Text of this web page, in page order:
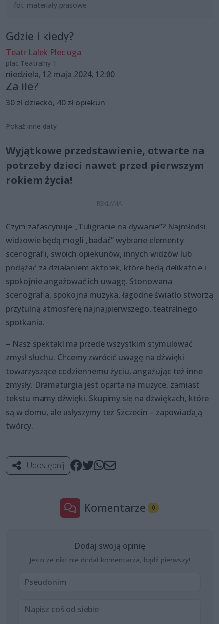
fot. materiały prasowe
Gdzie i kiedy?
Teatr Lalek Pleciuga
plac Teatralny 1
niedziela, 12 maja 2024, 12:00
Za ile?
30 zł dziecko, 40 zł opiekun
Pokaż inne daty
Wyjątkowe przedstawienie, otwarte na
potrzeby dzieci nawet przed pierwszym
rokiem życia!
Czym zafascynuje „Tuligranie na dywanie”? Najmłodsi
widzowie będą mogli „badać” wybrane elementy
scenografii, swoich opiekunów, innych widzów lub
podążać za działaniem aktorek, które będą delikatnie i
spokojnie angażować ich uwagę. Stonowana
scenografia, spokojna muzyka, łagodne światło stworzą
przytulną atmosferę najnajpierwszego, teatralnego
spotkania.
– Nasz spektakl ma przede wszystkim stymulować
zmysł słuchu. Chcemy zwrócić uwagę na dźwięki
towarzyszące codziennemu życiu, angażując też inne
zmysły. Dramaturgia jest oparta na muzyce, zamiast
tekstu mamy dźwięki. Skupimy się na dźwiękach, które
są w domu, ale usłyszymy też Szczecin – zapowiadają
twórcy.
Udostępnij
Komentarze 0
Dodaj swoją opinię
Jeszcze nikt nie dodał komentarza, bądź pierwszy!